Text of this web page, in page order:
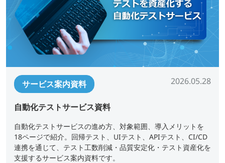
サービス案内資料 2026.05.28
自動化テストサービス資料
自動化テストサービスの進め方、対象範囲、導入メリットを
18ページで紹介。回帰テスト、UIテスト、APIテスト、CI/CD
連携を通じて、テスト工数削減・品質安定化・テスト資産化を
支援するサービス案内資料です。